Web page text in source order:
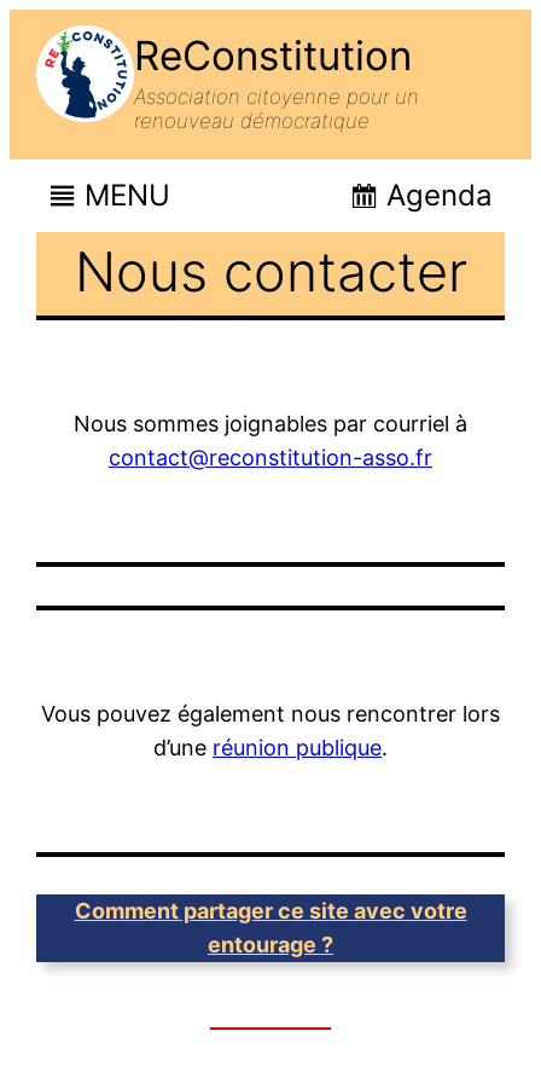
ReConstitution
Association citoyenne pour un
renouveau démocratique
MENU Agenda
Nous contacter
Nous sommes joignables par courriel à
contact@reconstitution-asso.fr
Vous pouvez également nous rencontrer lors
d’une réunion publique.
Comment partager ce site avec votre
entourage ?